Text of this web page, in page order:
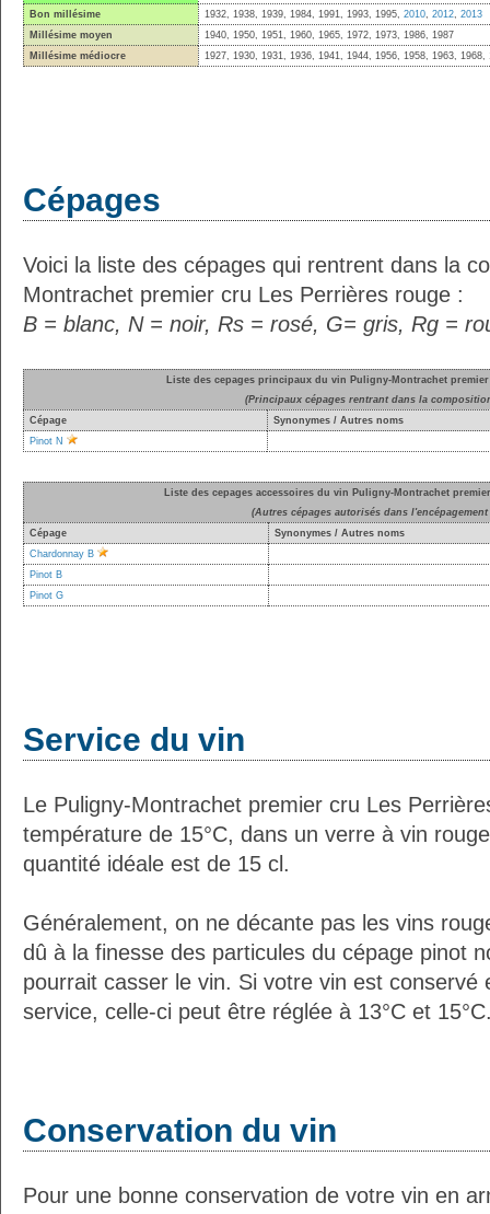
Bon millésime
1932, 1938, 1939, 1984, 1991, 1993, 1995, 2010, 2012, 2013
Millésime moyen
1940, 1950, 1951, 1960, 1965, 1972, 1973, 1986, 1987
Millésime médiocre
1927, 1930, 1931, 1936, 1941, 1944, 1956, 1958, 1963, 1968,
Cépages
Voici la liste des cépages qui rentrent dans la
Montrachet premier cru Les Perrières rouge :
B = blanc, N = noir, Rs = rosé, G= gris, Rg =
Liste des cepages principaux du vin Puligny-Montrachet
(Principaux cépages rentrant dans la
Cépage
Synonymes / Autres noms
Pinot N
Liste des cepages accessoires du vin Puligny-Montrachet
(Autres cépages autorisés dans
Cépage
Synonymes / Autres noms
Chardonnay B
Pinot B
Pinot G
Service du vin
Le Puligny-Montrachet premier cru Les
température de 15°C, dans un verre à vin
quantité idéale est de 15 cl.
Généralement, on ne décante pas les vins
dû à la finesse des particules du cépage pinot
pourrait casser le vin. Si votre vin est conservé
service, celle-ci peut être réglée à 13°C et
Conservation du vin
Pour une bonne conservation de votre vin en